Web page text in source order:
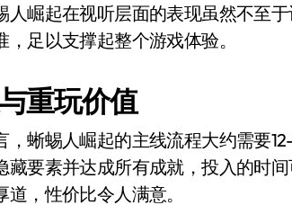
人崛起在视听层面的表现虽然不至
足以支撑起整个游戏体验。
重玩价值
，蜥蜴人崛起的主线流程大约需要
藏要素并达成所有成就，投入的时
，性价比令人满意。